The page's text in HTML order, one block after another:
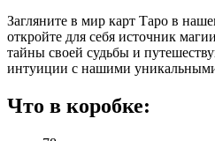
Загляните в мир карт Таро в
откройте для себя источник
тайны своей судьбы и
интуиции с нашими
Что в коробке: